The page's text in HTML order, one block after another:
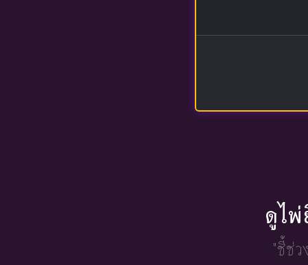
ดูไ
"ชี้ช่ว